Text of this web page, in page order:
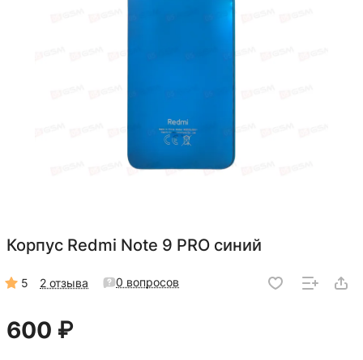
Корпус Redmi Note 9 PRO синий
5 2 отзыва 0 вопросов
600 ₽